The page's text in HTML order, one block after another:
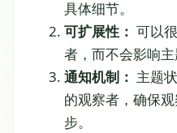
具体细节。
可扩展性： 可以
者，而不会影响主
通知机制： 主题
的观察者，确保
步。